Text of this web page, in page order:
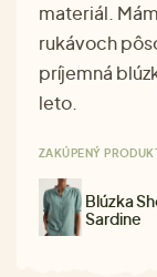
materiál.
rukávoch
príjemná
leto.
ZAKÚPENÝ
Blúzka
Sardine